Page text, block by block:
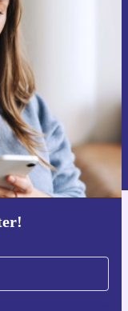
personnelles
refurbed